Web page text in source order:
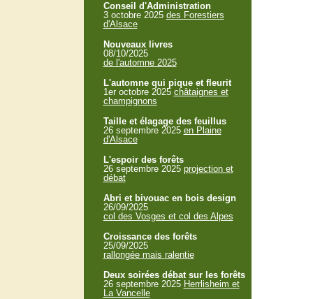
Conseil d'Administration
3 octobre 2025 des Forestiers
d'Alsace
Nouveaux livres
08/10/2025
de l'automne 2025
L'automne qui pique et fleurit
1er octobre 2025 châtaignes et
champignons
Taille et élagage des feuillus
26 septembre 2025 en Plaine
d'Alsace
L'espoir des forêts
26 septembre 2025 projection et
débat
Abri et bivouac en bois design
26/09/2025
col des Vosges et col des Alpes
Croissance des forêts
25/09/2025
rallongée mais ralentie
Deux soirées débat sur les forêts
26 septembre 2025 Herrlisheim et
La Vancelle